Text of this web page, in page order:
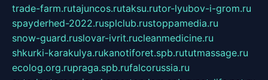
trade-farm.rutajuncos.rutaksu.rutor-lyubov-i-grom.ru
spayderhed-2022.rusplclub.rustoppamedia.ru
snow-guard.ruslovar-ivrit.rucleanmedicine.ru
shkurki-karakulya.rukanotiforet.spb.rututmassage.ru
ecolog.org.rupraga.spb.rufalcorussia.ru